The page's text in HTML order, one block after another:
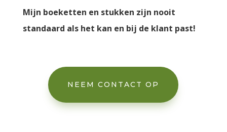
Mijn boeketten en stukken zijn nooit
standaard als het kan en bij de klant past!
NEEM CONTACT OP